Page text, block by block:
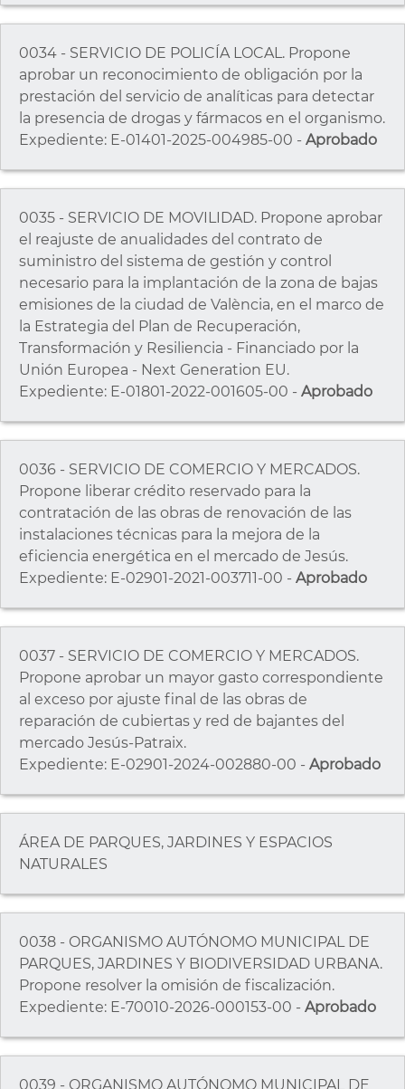
0034 - SERVICIO DE POLICÍA LOCAL. Propone
aprobar un reconocimiento de obligación por la
prestación del servicio de analíticas para detectar
la presencia de drogas y fármacos en el organismo.
Expediente: E-01401-2025-004985-00 - Aprobado
0035 - SERVICIO DE MOVILIDAD. Propone aprobar
el reajuste de anualidades del contrato de
suministro del sistema de gestión y control
necesario para la implantación de la zona de bajas
emisiones de la ciudad de València, en el marco de
la Estrategia del Plan de Recuperación,
Transformación y Resiliencia - Financiado por la
Unión Europea - Next Generation EU.
Expediente: E-01801-2022-001605-00 - Aprobado
0036 - SERVICIO DE COMERCIO Y MERCADOS.
Propone liberar crédito reservado para la
contratación de las obras de renovación de las
instalaciones técnicas para la mejora de la
eficiencia energética en el mercado de Jesús.
Expediente: E-02901-2021-003711-00 - Aprobado
0037 - SERVICIO DE COMERCIO Y MERCADOS.
Propone aprobar un mayor gasto correspondiente
al exceso por ajuste final de las obras de
reparación de cubiertas y red de bajantes del
mercado Jesús-Patraix.
Expediente: E-02901-2024-002880-00 - Aprobado
ÁREA DE PARQUES, JARDINES Y ESPACIOS
NATURALES
0038 - ORGANISMO AUTÓNOMO MUNICIPAL DE
PARQUES, JARDINES Y BIODIVERSIDAD URBANA.
Propone resolver la omisión de fiscalización.
Expediente: E-70010-2026-000153-00 - Aprobado
0039 - ORGANISMO AUTÓNOMO MUNICIPAL DE